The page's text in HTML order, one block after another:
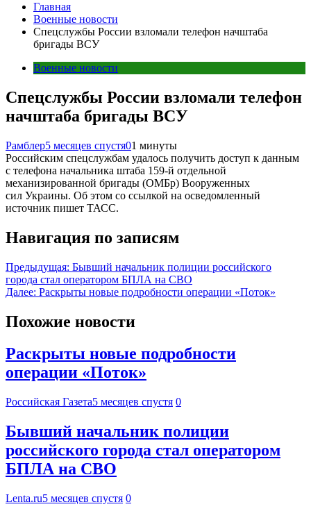
Главная
Военные новости
Спецслужбы России взломали телефон начштаба
бригады ВСУ
Военные новости
Спецслужбы России взломали телефон
начштаба бригады ВСУ
Рамблер5 месяцев спустя01 минуты
Российским спецслужбам удалось получить доступ к данным
с телефона начальника штаба 159-й отдельной
механизированной бригады (ОМБр) Вооруженных
сил Украины. Об этом со ссылкой на осведомленный
источник пишет ТАСС.
Навигация по записям
Предыдущая: Бывший начальник полиции российского
города стал оператором БПЛА на СВО
Далее: Раскрыты новые подробности операции «Поток»
Похожие новости
Раскрыты новые подробности
операции «Поток»
Российская Газета5 месяцев спустя 0
Бывший начальник полиции
российского города стал оператором
БПЛА на СВО
Lenta.ru5 месяцев спустя 0